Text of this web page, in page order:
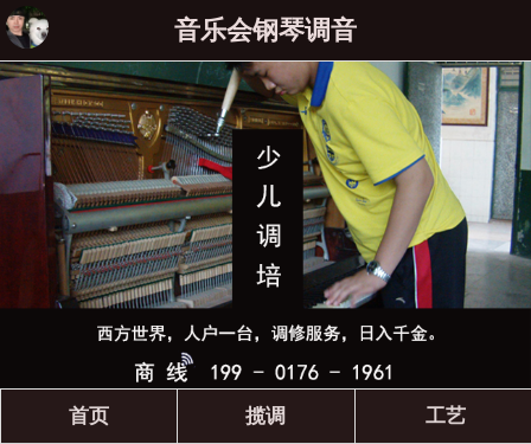
音乐会钢琴调音
首页 揽调 工艺